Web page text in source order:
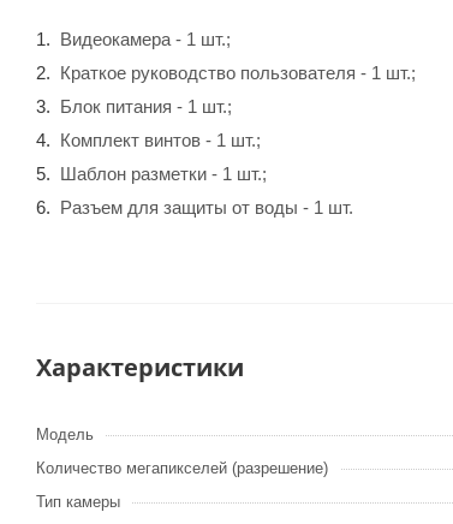
Видеокамера - 1 шт.;
Краткое руководство пользователя - 1 шт.;
Блок питания - 1 шт.;
Комплект винтов - 1 шт.;
Шаблон разметки - 1 шт.;
Разъем для защиты от воды - 1 шт.
Характеристики
Модель
Количество мегапикселей (разрешение)
Тип камеры